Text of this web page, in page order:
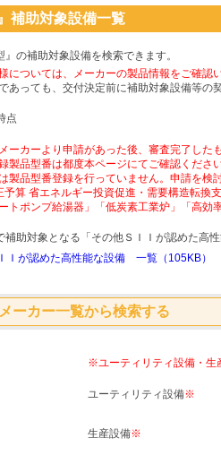
補助対象設備一覧
』の補助対象設備を検索できます。
については、メーカーの製品情報をご確認
あっても、交付決定前に補助対象設備等の
点
ーカーより申請があった後、審査完了した
製品型番は都度本ページにてご確認くださ
製品型番登録を行っていません。申請を検
算 省エネルギー投資促進・需要構造転換
トポンプ給湯器」「低炭素工業炉」「高
助対象となる「その他ＳＩＩが認めた高
Ｉが認めた高性能な設備 一覧（105KB）
メーカー一覧から検索する
※ユーティリティ設備・生
ユーティリティ設備※
生産設備※